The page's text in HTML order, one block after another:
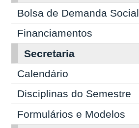
Bolsa de Demanda Social
Financiamentos
Secretaria
Calendário
Disciplinas do Semestre
Formulários e Modelos